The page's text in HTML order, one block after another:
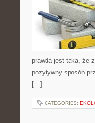
prawda jest taka, że
pozytywny sposób
[…]
CATEGORIES: